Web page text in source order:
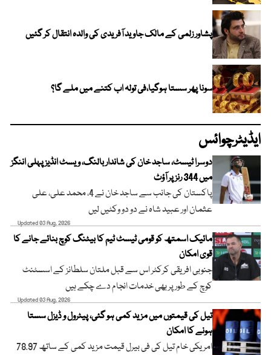
پشاور زلمی کے مالک جاوید آفریدی کی والدہ انتقال کر گئیں
سونا پھر سستا ہوگیا،فی تولہ اب کتنے میں ملے گا؟
ایڈیٹرچوائس
دوسرا ٹیسٹ، ساجد خان کی شاندار بالنگ، ویسٹ انڈیز پہلی اننگز
میں 344 رنز پر آؤٹ
پاکستان کی جانب سے ساجد خان نے 4، محمد علی، علی
عثمان اور عبید شاہ نے دو دو وکٹیں لیں
Updated 03 Aug, 2026
مائیک اسمتھ کو قومی ٹیسٹ ٹیم کا بیٹنگ کوچ بنائے جانے کا
قوی امکان
جنوبی افریقی کرکٹر اس سے قبل ملتان سلطانز کے اسسٹنٹ
کوچ کے طور پر بھی خدمات انجام دے چکے ہیں
Updated 03 Aug, 2026
تیل کی قیمتوں میں مزید کمی ہو گئی، پیٹرول و ڈیزل سستا
ہونے کا امکان
امریکی خام تیل کی فی بیرل قیمت مزید کمی کے ساتھ 78.97